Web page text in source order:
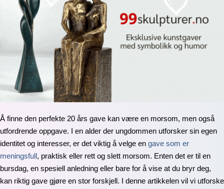
Å finne den perfekte 20 års gave kan være en morsom, men også
utfordrende oppgave. I en alder der ungdommen utforsker sin egen
identitet og interesser, er det viktig å velge en gave som er
meningsfull, praktisk eller rett og slett morsom. Enten det er til en
bursdag, en spesiell anledning eller bare for å vise at du bryr deg,
kan riktig gave gjøre en stor forskjell. I denne artikkelen vil vi utforske